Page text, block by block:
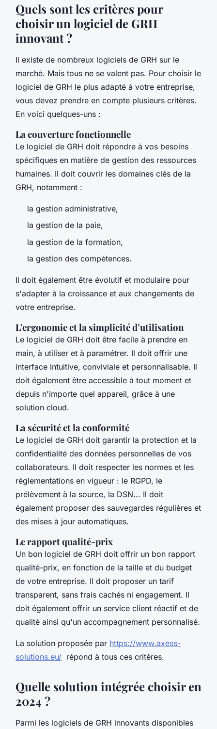
Quels sont les critères pour
choisir un logiciel de GRH
innovant ?
Il existe de nombreux logiciels de GRH sur le
marché. Mais tous ne se valent pas. Pour choisir le
logiciel de GRH le plus adapté à votre entreprise,
vous devez prendre en compte plusieurs critères.
En voici quelques-uns :
La couverture fonctionnelle
Le logiciel de GRH doit répondre à vos besoins
spécifiques en matière de gestion des ressources
humaines. Il doit couvrir les domaines clés de la
GRH, notamment :
la gestion administrative,
la gestion de la paie,
la gestion de la formation,
la gestion des compétences.
Il doit également être évolutif et modulaire pour
s'adapter à la croissance et aux changements de
votre entreprise.
L'ergonomie et la simplicité d’utilisation
Le logiciel de GRH doit être facile à prendre en
main, à utiliser et à paramétrer. Il doit offrir une
interface intuitive, conviviale et personnalisable. Il
doit également être accessible à tout moment et
depuis n'importe quel appareil, grâce à une
solution cloud.
La sécurité et la conformité
Le logiciel de GRH doit garantir la protection et la
confidentialité des données personnelles de vos
collaborateurs. Il doit respecter les normes et les
réglementations en vigueur : le RGPD, le
prélèvement à la source, la DSN... Il doit
également proposer des sauvegardes régulières et
des mises à jour automatiques.
Le rapport qualité-prix
Un bon logiciel de GRH doit offrir un bon rapport
qualité-prix, en fonction de la taille et du budget
de votre entreprise. Il doit proposer un tarif
transparent, sans frais cachés ni engagement. Il
doit également offrir un service client réactif et de
qualité ainsi qu'un accompagnement personnalisé.
La solution proposée par https://www.axess-
solutions.eu/ répond à tous ces critères.
Quelle solution intégrée choisir en
2024 ?
Parmi les logiciels de GRH innovants disponibles